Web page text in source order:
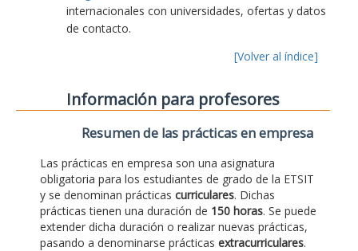
internacionales con universidades, ofertas y datos
de contacto.
[Volver al índice]
Información para profesores
Resumen de las prácticas en empresa
Las prácticas en empresa son una asignatura
obligatoria para los estudiantes de grado de la ETSIT
y se denominan prácticas curriculares. Dichas
prácticas tienen una duración de 150 horas. Se puede
extender dicha duración o realizar nuevas prácticas,
pasando a denominarse prácticas extracurriculares.